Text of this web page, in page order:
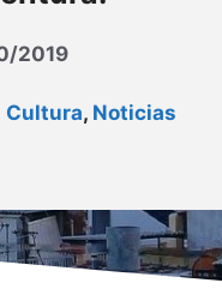
2019
Cultura, Noticias